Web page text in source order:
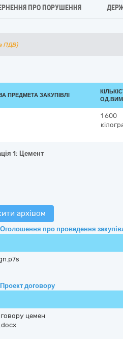
ПРО ПОРУШЕННЯ
ПДВ)
ПРЕДМЕТА ЗАКУПІВЛІ
1 600
1: Цемент
архівом
про проведення
договору
цемен